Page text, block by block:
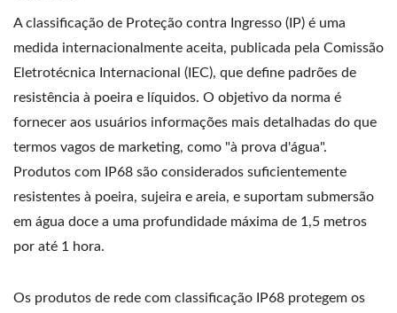
A classificação de Proteção contra Ingresso (IP) é uma
medida internacionalmente aceita, publicada pela Comissão
Eletrotécnica Internacional (IEC), que define padrões de
resistência à poeira e líquidos. O objetivo da norma é
fornecer aos usuários informações mais detalhadas do que
termos vagos de marketing, como "à prova d'água".
Produtos com IP68 são considerados suficientemente
resistentes à poeira, sujeira e areia, e suportam submersão
em água doce a uma profundidade máxima de 1,5 metros
por até 1 hora.
Os produtos de rede com classificação IP68 protegem os